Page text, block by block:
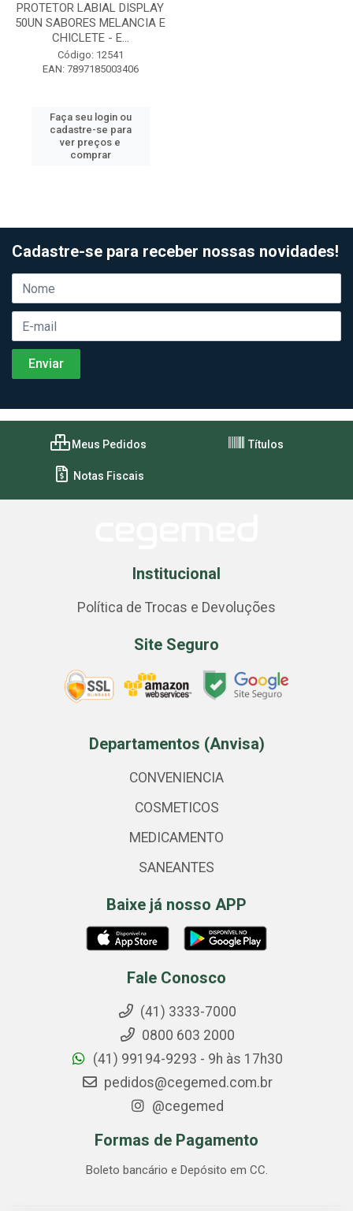
PROTETOR LABIAL DISPLAY
50UN SABORES MELANCIA E
CHICLETE - E...
Código: 12541
EAN: 7897185003406
Faça seu login ou
cadastre-se para
ver preços e
comprar
Cadastre-se para receber nossas novidades!
Meus Pedidos Títulos
Notas Fiscais
Institucional
Política de Trocas e Devoluções
Site Seguro
Departamentos (Anvisa)
CONVENIENCIA
COSMETICOS
MEDICAMENTO
SANEANTES
Baixe já nosso APP
Fale Conosco
(41) 3333-7000
0800 603 2000
(41) 99194-9293 - 9h às 17h30
pedidos@cegemed.com.br
@cegemed
Formas de Pagamento
Boleto bancário e Depósito em CC.